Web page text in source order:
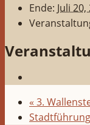
Ende: Juli 20,
« 3.